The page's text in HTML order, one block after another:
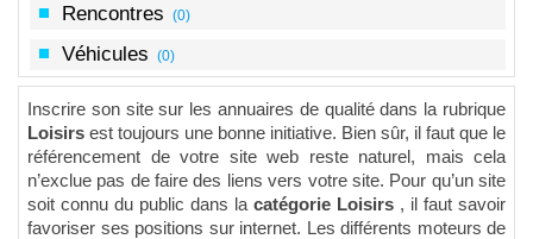
Rencontres (0)
Véhicules (0)
Inscrire son site sur les annuaires de qualité dans la rubrique
Loisirs est toujours une bonne initiative. Bien sûr, il faut que le
référencement de votre site web reste naturel, mais cela
n’exclue pas de faire des liens vers votre site. Pour qu’un site
soit connu du public dans la catégorie Loisirs , il faut savoir
favoriser ses positions sur internet. Les différents moteurs de